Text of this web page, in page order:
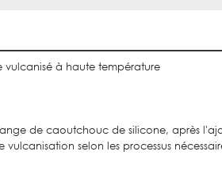
à haute température
de caoutchouc de silicone, après
vulcanisation selon les processus